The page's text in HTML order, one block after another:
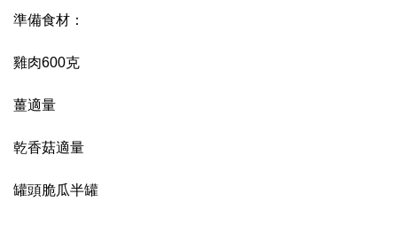
準備食材：
雞肉600克
薑適量
乾香菇適量
罐頭脆瓜半罐